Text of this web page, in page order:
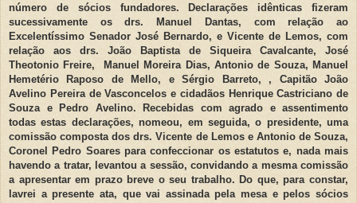
número de sócios fundadores. Declarações idênticas fizeram
sucessivamente os drs. Manuel Dantas, com relação ao
Excelentíssimo Senador José Bernardo, e Vicente de Lemos, com
relação aos drs. João Baptista de Siqueira Cavalcante, José
Theotonio Freire, Manuel Moreira Dias, Antonio de Souza, Manuel
Hemetério Raposo de Mello, e Sérgio Barreto, , Capitão João
Avelino Pereira de Vasconcelos e cidadãos Henrique Castriciano de
Souza e Pedro Avelino. Recebidas com agrado e assentimento
todas estas declarações, nomeou, em seguida, o presidente, uma
comissão composta dos drs. Vicente de Lemos e Antonio de Souza,
Coronel Pedro Soares para confeccionar os estatutos e, nada mais
havendo a tratar, levantou a sessão, convidando a mesma comissão
a apresentar em prazo breve o seu trabalho. Do que, para constar,
lavrei a presente ata, que vai assinada pela mesa e pelos sócios